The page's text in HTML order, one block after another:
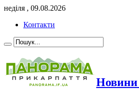
неділя , 09.08.2026
Контакти
Новини